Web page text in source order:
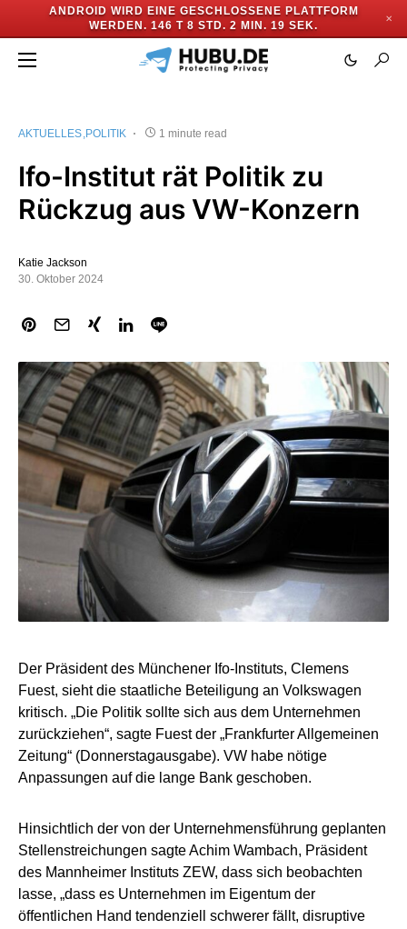
ANDROID WIRD EINE GESCHLOSSENE PLATTFORM
WERDEN. 146 T 8 STD. 2 MIN. 18 SEK.
✕
AKTUELLES POLITIK 1 minute read
Ifo-Institut rät Politik zu
Rückzug aus VW-Konzern
Katie Jackson
30. Oktober 2024
Der Präsident des Münchener Ifo-Instituts, Clemens
Fuest, sieht die staatliche Beteiligung an Volkswagen
kritisch. „Die Politik sollte sich aus dem Unternehmen
zurückziehen“, sagte Fuest der „Frankfurter Allgemeinen
Zeitung“ (Donnerstagausgabe). VW habe nötige
Anpassungen auf die lange Bank geschoben.
Hinsichtlich der von der Unternehmensführung geplanten
Stellenstreichungen sagte Achim Wambach, Präsident
des Mannheimer Instituts ZEW, dass sich beobachten
lasse, „dass es Unternehmen im Eigentum der
öffentlichen Hand tendenziell schwerer fällt, disruptive